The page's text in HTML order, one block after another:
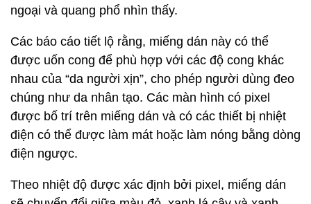
ngoại và quang phổ nhìn thấy.
Các báo cáo tiết lộ rằng, miếng dán này có thể
được uốn cong để phù hợp với các độ cong khác
nhau của “da người xịn”, cho phép người dùng đeo
chúng như da nhân tạo. Các màn hình có pixel
được bố trí trên miếng dán và có các thiết bị nhiệt
điện có thể được làm mát hoặc làm nóng bằng dòng
điện ngược.
Theo nhiệt độ được xác định bởi pixel, miếng dán